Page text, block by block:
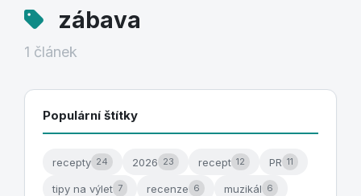
zábava
1 článek
Populární štítky
recepty 24 2026 23 recept 12 PR 11
tipy na výlet 7 recenze 6 muzikál 6